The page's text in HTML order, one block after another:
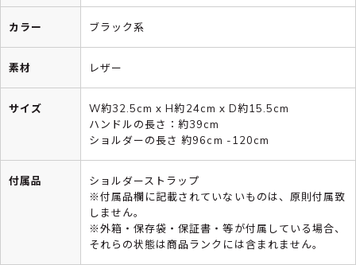
カラー ブラック系
素材 レザー
サイズ
W約32.5cm x H約24cm x D約15.5cm
ハンドルの長さ：約39cm
ショルダーの長さ 約96cm -120cm
付属品
ショルダーストラップ
※付属品欄に記載されていないものは、原則付属致
しません。
※外箱・保存袋・保証書・等が付属している場合、
それらの状態は商品ランクには含まれません。